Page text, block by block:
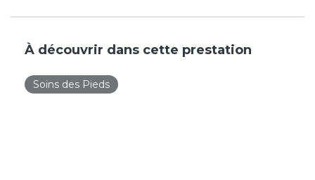
À découvrir dans cette prestation
Soins des Pieds